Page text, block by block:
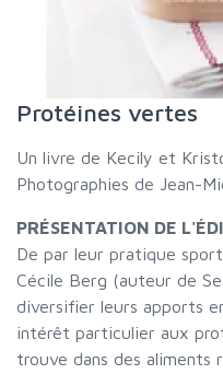
Protéines vertes
Un livre de Kecily et
Photographies de Jean-
PRÉSENTATION DE
De par leur pratique
Cécile Berg (auteur de
diversifier leurs apports
intérêt particulier aux
trouve dans des aliments